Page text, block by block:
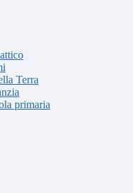
Terra
primaria